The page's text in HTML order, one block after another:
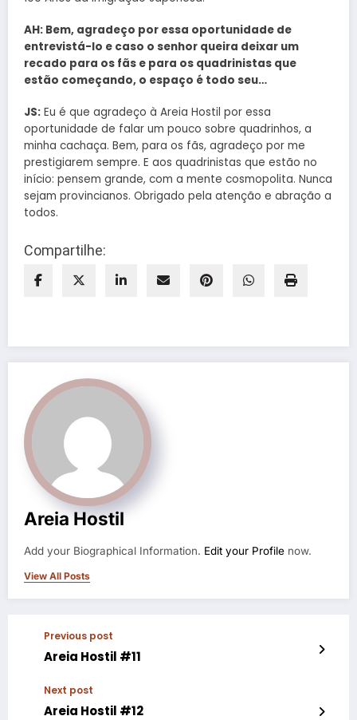
AH: Bem, agradeço por essa oportunidade de
entrevistá-lo e caso o senhor queira deixar um
recado para os fãs e para os quadrinistas que
estão começando, o espaço é todo seu…
JS: Eu é que agradeço à Areia Hostil por essa
oportunidade de falar um pouco sobre quadrinhos, a
minha cachaça. Bem, para os fãs, agradeço por me
prestigiarem sempre. E aos quadrinistas que estão no
início: pensem grande, com a mente cosmopolita. Nunca
sejam provincianos. Obrigado pela atenção e abração a
todos.
Compartilhe:
Areia Hostil
Add your Biographical Information. Edit your Profile now.
View All Posts
Previous post
Areia Hostil #11
Next post
Areia Hostil #12